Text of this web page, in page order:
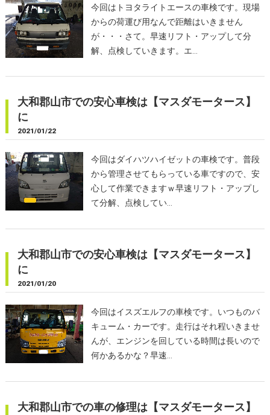
今回はトヨタライトエースの車検です。現場
からの荷運び用なんで距離はいきません
が・・・さて。早速リフト・アップして分
解、点検していきます。エ…
大和郡山市での安心車検は【マスダモータース】
に
2021/01/22
今回はダイハツハイゼットの車検です。普段
から管理させてもらっている車ですので、安
心して作業できますｗ早速リフト・アップし
て分解、点検してい…
大和郡山市での安心車検は【マスダモータース】
に
2021/01/20
今回はイスズエルフの車検です。いつものバ
キューム・カーです。走行はそれ程いきませ
んが、エンジンを回している時間は長いので
何かあるかな？早速…
大和郡山市での車の修理は【マスダモータース】